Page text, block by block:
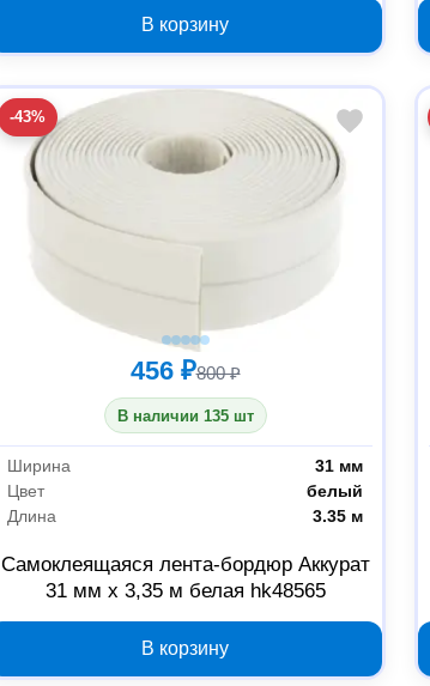
В корзину
-43%
456 ₽800 ₽
В наличии 135 шт
Ширина
31 мм
Цвет
белый
Длина
3.35 м
Самоклеящаяся лента-бордюр Аккурат
31 мм x 3,35 м белая hk48565
В корзину